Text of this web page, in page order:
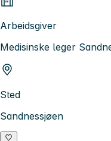
Arbeidsgiver
Medisinske leger
Sted
Sandnessjøen